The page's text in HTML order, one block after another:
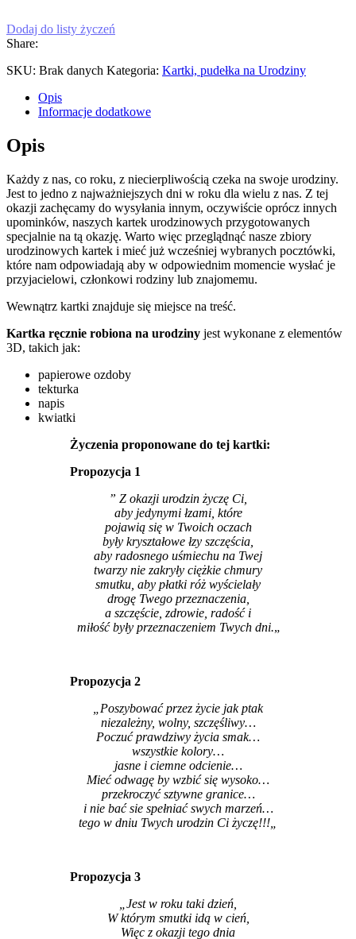
Dodaj do listy życzeń
Share:
SKU: Brak danych Kategoria: Kartki, pudełka na Urodziny
Opis
Informacje dodatkowe
Opis
Każdy z nas, co roku, z niecierpliwością czeka na swoje urodziny.
Jest to jedno z najważniejszych dni w roku dla wielu z nas. Z tej
okazji zachęcamy do wysyłania innym, oczywiście oprócz innych
upominków, naszych kartek urodzinowych przygotowanych
specjalnie na tą okazję. Warto więc przeglądnąć nasze zbiory
urodzinowych kartek i mieć już wcześniej wybranych pocztówki,
które nam odpowiadają aby w odpowiednim momencie wysłać je
przyjacielowi, członkowi rodziny lub znajomemu.
Wewnątrz kartki znajduje się miejsce na treść.
Kartka ręcznie robiona na urodziny jest wykonane z elementów
3D, takich jak:
papierowe ozdoby
tekturka
napis
kwiatki
Życzenia proponowane do tej kartki:
Propozycja 1
” Z okazji urodzin życzę Ci,
aby jedynymi łzami, które
pojawią się w Twoich oczach
były kryształowe łzy szczęścia,
aby radosnego uśmiechu na Twej
twarzy nie zakryły ciężkie chmury
smutku, aby płatki róż wyścielały
drogę Twego przeznaczenia,
a szczęście, zdrowie, radość i
miłość były przeznaczeniem Twych dni.„
Propozycja 2
„Poszybować przez życie jak ptak
niezależny, wolny, szczęśliwy…
Poczuć prawdziwy życia smak…
wszystkie kolory…
jasne i ciemne odcienie…
Mieć odwagę by wzbić się wysoko…
przekroczyć sztywne granice…
i nie bać sie spełniać swych marzeń…
tego w dniu Twych urodzin Ci życzę!!!
Propozycja 3
„Jest w roku taki dzień,
W którym smutki idą w cień,
Więc z okazji tego dnia